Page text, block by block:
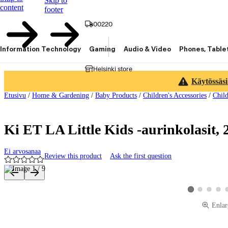
content
footer
00220
Helsinki store
Information Technology Gaming Audio & Video Phones,
Etusivu / Home & Gardening / Baby Products / Children's Accessories /
Ki ET LA Little Kids -aurinkolasit,
Ei arvosanaa
Review this product Ask the first question
Product images and videos
View product
View product
View View